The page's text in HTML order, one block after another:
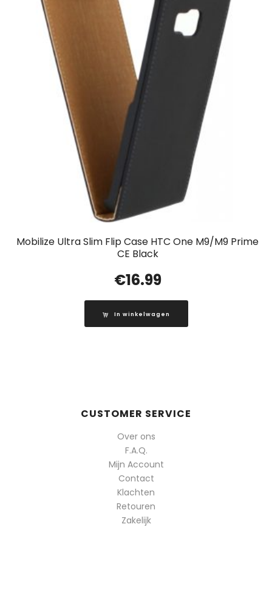
Mobilize Ultra Slim Flip Case HTC One M9/M9 Prime
CE Black
€16.99
In winkelwagen
CUSTOMER SERVICE
Over ons
F.A.Q.
Mijn Account
Contact
Klachten
Retouren
Zakelijk